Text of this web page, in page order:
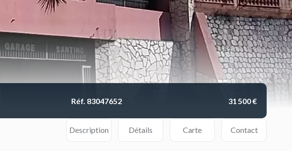
Réf. 83047652 31 500 €
Description Détails Carte Contact